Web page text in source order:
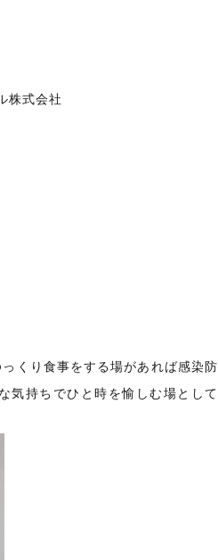
株式会社
くり食事をする場があれば感染防
気持ちでひと時を愉しむ場として